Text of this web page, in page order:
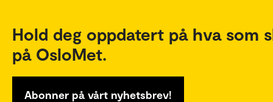
Hold deg oppdatert på hva som
på OsloMet.
Abonner på vårt nyhetsbrev!